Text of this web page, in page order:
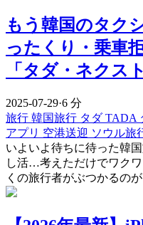
もう韓国のタク
ったくり・乗車
「タダ・ネクス
2025-07-29·6 分
旅行 韓国旅行 タダTADA
アプリ 空港送迎 ソウル旅
いよいよ待ちに待った韓
し活…考えただけでワク
くの旅行者がぶつかるの